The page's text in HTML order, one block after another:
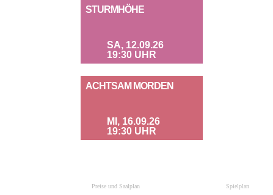
STURMHÖHE
SA, 12.09.26
19:30 UHR
ACHTSAM MORDEN
MI, 16.09.26
19:30 UHR
Preise und Saalplan Spielplan